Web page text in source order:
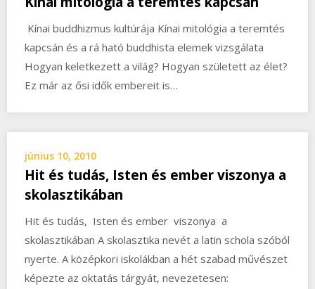
Kínai buddhizmus kultúrája Kínai mitológia a teremtés
kapcsán és a rá ható buddhista elemek vizsgálata
Hogyan keletkezett a világ? Hogyan született az élet?
Ez már az ősi idők embereit is…
június 10, 2010
Hit és tudás, Isten és ember viszonya a
skolasztikában
Hit és tudás, Isten és ember viszonya a
skolasztikában A skolasztika nevét a latin schola szóból
nyerte. A középkori iskolákban a hét szabad művészet
képezte az oktatás tárgyát, nevezetesen: